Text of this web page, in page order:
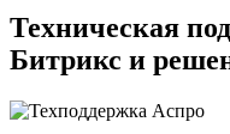
Техническая
Битрикс и